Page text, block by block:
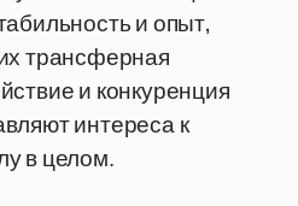
и опыт,
трансферная
и конкуренция
интереса к
в целом.